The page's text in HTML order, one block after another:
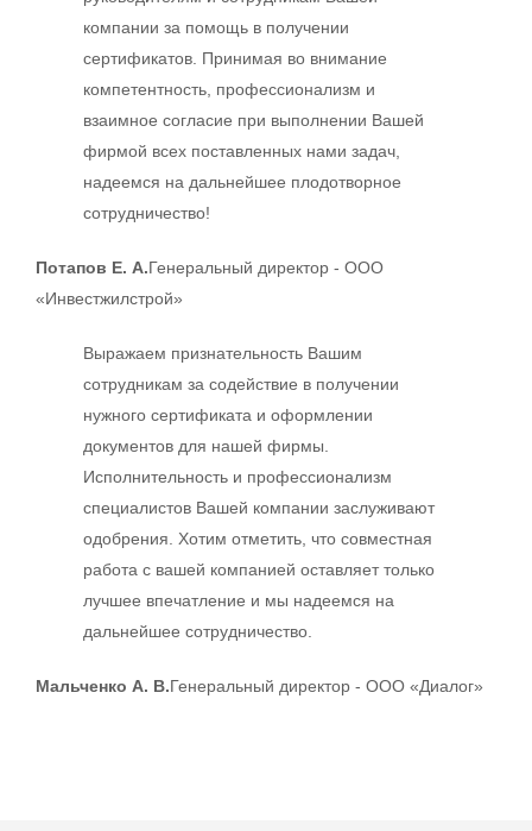
компании за помощь в получении
сертификатов. Принимая во внимание
компетентность, профессионализм и
взаимное согласие при выполнении Вашей
фирмой всех поставленных нами задач,
надеемся на дальнейшее плодотворное
сотрудничество!
Потапов Е. А.Генеральный директор - ООО
«Инвестжилстрой»
Выражаем признательность Вашим
сотрудникам за содействие в получении
нужного сертификата и оформлении
документов для нашей фирмы.
Исполнительность и профессионализм
специалистов Вашей компании заслуживают
одобрения. Хотим отметить, что совместная
работа с вашей компанией оставляет только
лучшее впечатление и мы надеемся на
дальнейшее сотрудничество.
Мальченко А. В.Генеральный директор - ООО «Диалог»